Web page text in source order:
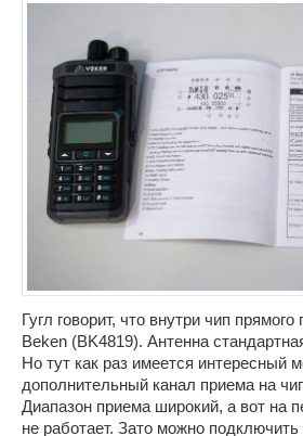
Гугл говорит, что внутри чип
Beken (BK4819). Антенна
Но тут как раз имеется интересный
дополнительный канал приема на
Диапазон приема широкий, а вот на
не работает. Зато можно